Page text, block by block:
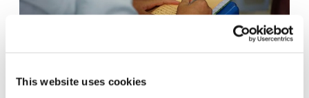
This website uses cookies
CITOYENNETÉ ACTIVE ET POLITIQUE